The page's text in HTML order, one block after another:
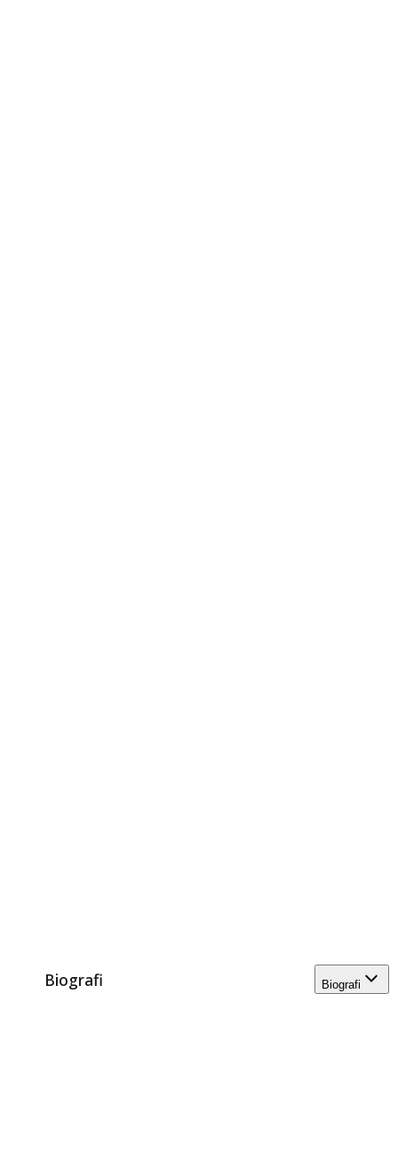
Biografi Biografi